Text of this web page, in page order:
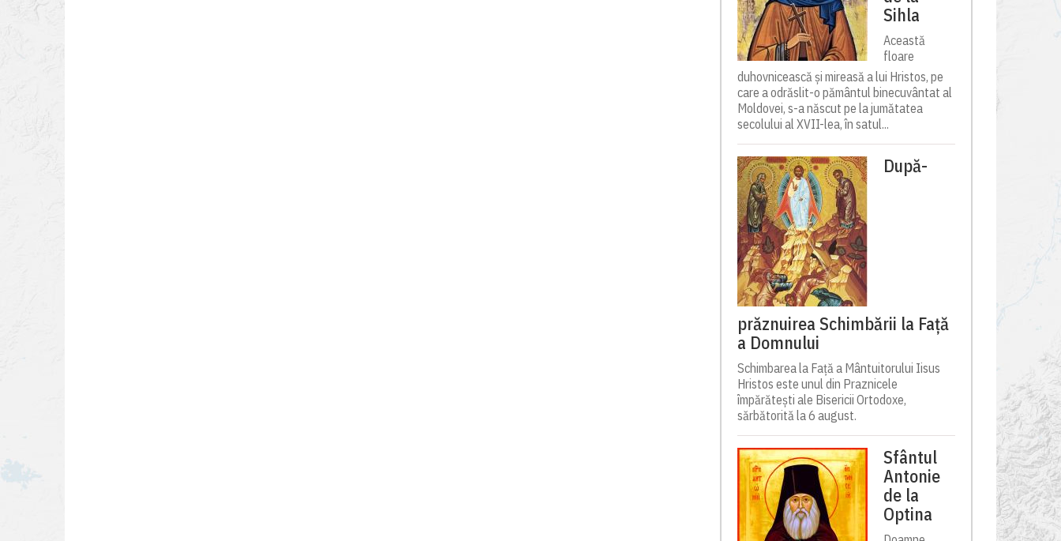
Sihla
Această
floare
duhovnicească și mireasă a lui Hristos, pe
care a odrăslit-o pământul binecuvântat al
Moldovei, s-a născut pe la jumătatea
secolului al XVII-lea, în satul...
După-
prăznuirea Schimbării la Față
a Domnului
Schimbarea la Față a Mântuitorului Iisus
Hristos este unul din Praznicele
împărătești ale Bisericii Ortodoxe,
sărbătorită la 6 august.
Sfântul
Antonie
de la
Optina